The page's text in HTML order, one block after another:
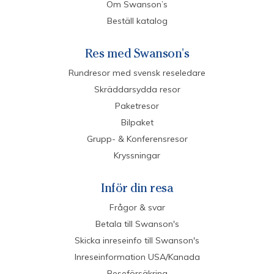
Om Swanson’s
Beställ katalog
Res med Swanson's
Rundresor med svensk reseledare
Skräddarsydda resor
Paketresor
Bilpaket
Grupp- & Konferensresor
Kryssningar
Inför din resa
Frågor & svar
Betala till Swanson's
Skicka inreseinfo till Swanson's
Inreseinformation USA/Kanada